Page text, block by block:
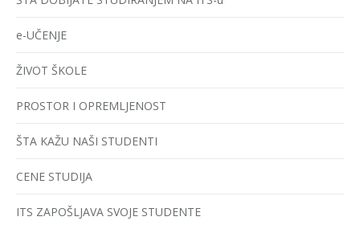
e-UČENJE
ŽIVOT ŠKOLE
PROSTOR I OPREMLJENOST
ŠTA KAŽU NAŠI STUDENTI
CENE STUDIJA
ITS ZAPOŠLJAVA SVOJE STUDENTE